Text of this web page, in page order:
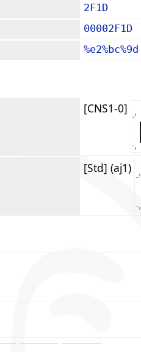
2F1D
00002F1D
%e2%bc%9d
[CNS1-0]
[Std] (aj1)